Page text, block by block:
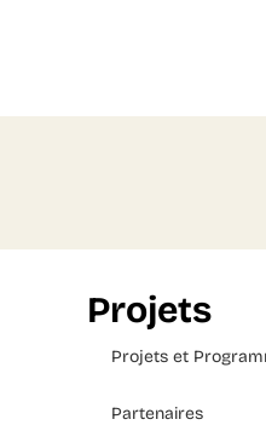
Projets
Projets et
Partenaires